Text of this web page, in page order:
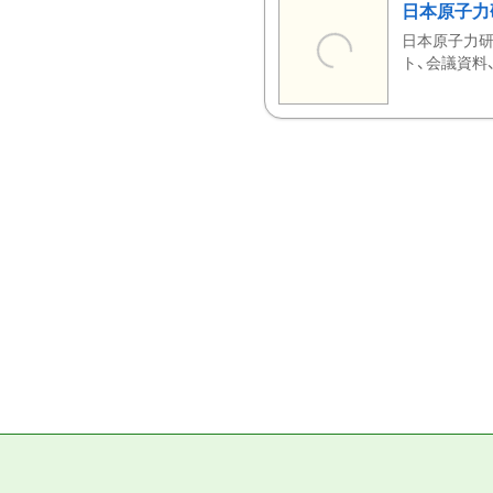
日本原子
日本原子力
ト、会議資